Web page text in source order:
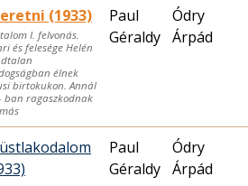
(1933)
I. felvonás.
és felesége Helén
élnek
birtokukon. Annál
ban ragaszkodnak
Paul
Géraldy
Ódry
Árpád
Paul
Géraldy
Ódry
Árpád